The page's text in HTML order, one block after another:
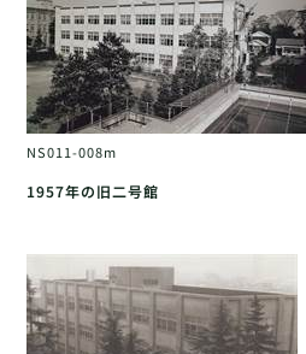
NS011-008m
1957年の旧二号館